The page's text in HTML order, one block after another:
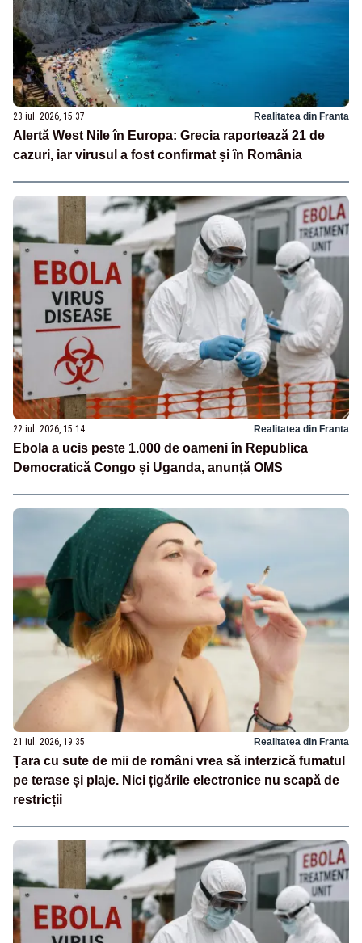
23 iul. 2026, 15:37 Realitatea din Franta
Alertă West Nile în Europa: Grecia raportează 21 de
cazuri, iar virusul a fost confirmat și în România
22 iul. 2026, 15:14 Realitatea din Franta
Ebola a ucis peste 1.000 de oameni în Republica
Democratică Congo și Uganda, anunță OMS
21 iul. 2026, 19:35 Realitatea din Franta
Țara cu sute de mii de români vrea să interzică fumatul
pe terase și plaje. Nici țigările electronice nu scapă de
restricții